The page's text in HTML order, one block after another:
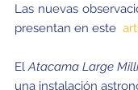
Las nuevas
presentan en este
ElAtacama Large
una instalación